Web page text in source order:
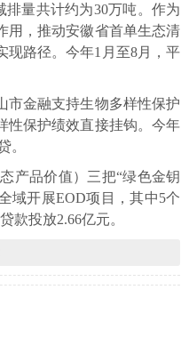
量共计约为30万吨。作为
用，推动安徽省首单生态清
现路径。今年1月至8月，平
市金融支持生物多样性保护
性保护绩效直接挂钩。今年
。
产品价值）三把“绿色金钥
域开展EOD项目，其中5个
款投放2.66亿元。